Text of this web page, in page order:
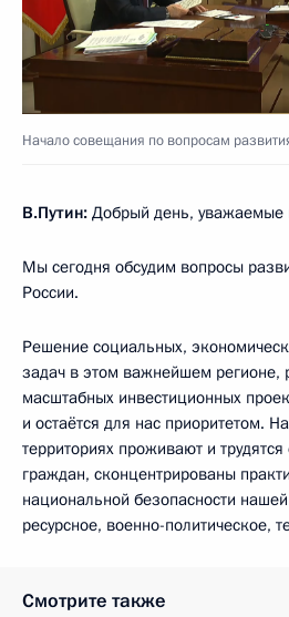
Начало совещания по вопросам
В.Путин: Добрый день, уважаемые
Мы сегодня обсудим вопросы
России.
Решение социальных,
задач в этом важнейшем регионе,
масштабных инвестиционных
и остаётся для нас приоритетом.
территориях проживают и
граждан, сконцентрированы
национальной безопасности
ресурсное, военно-политическое,
Смотрите также